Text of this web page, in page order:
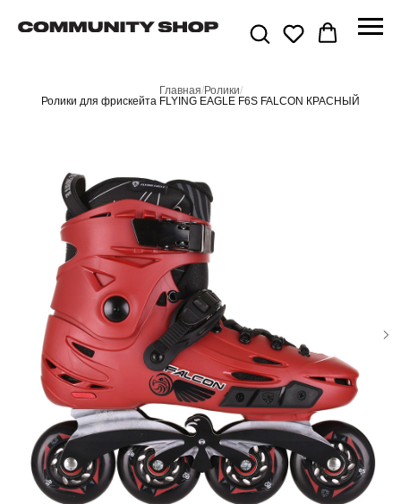
Главная/Ролики/
Ролики для фрискейта FLYING EAGLE F6S FALCON КРАСНЫЙ